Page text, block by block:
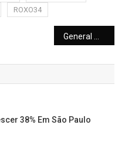
ROXO34
38% Em São Paulo